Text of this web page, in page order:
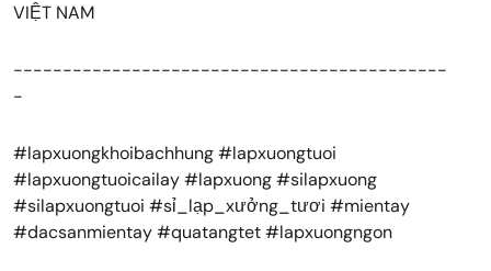
VIỆT NAM
--------------------------------------------
-
#lapxuongkhoibachhung #lapxuongtuoi
#lapxuongtuoicailay #lapxuong #silapxuong
#silapxuongtuoi #sỉ_lạp_xưởng_tươi #mientay
#dacsanmientay #quatangtet #lapxuongngon